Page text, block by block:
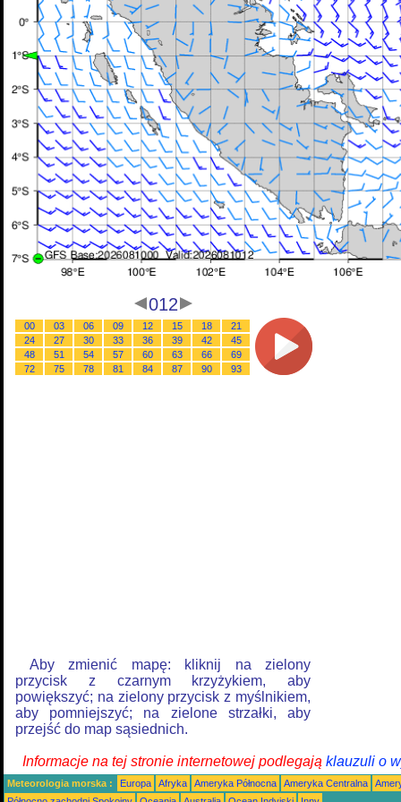
012
00 03 06 09 12 15 18
21
24
27 30 33 36 39 42
45
48
51 54 57 60 63 66
69
72
75 78 81 84 87 90 93
Aby zmienić mapę: kliknij na zielony
przycisk z czarnym krzyżykiem, aby
powiększyć; na zielony przycisk z myślnikiem,
aby pomniejszyć; na zielone strzałki, aby
przejść do map sąsiednich.
Informacje na tej stronie internetowej podlegają klauzuli o
Meteorologia morska : Europa Afryka Ameryka Północna Ameryka Centralna